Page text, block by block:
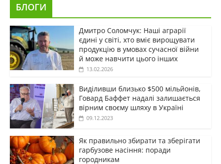
БЛОГИ
Дмитро Соломчук: Наші аграрії
єдині у світі, хто вміє вирощувати
продукцію в умовах сучасної війни
й може навчити цього інших
13.02.2026
Виділивши близько $500 мільйонів,
Говард Баффет надалі залишається
вірним своєму шляху в Україні
09.12.2023
Як правильно збирати та зберігати
гарбузове насіння: поради
городникам